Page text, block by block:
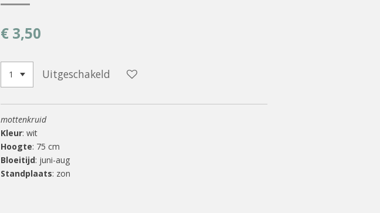
€ 3,50
Uitgeschakeld
mottenkruid
Kleur: wit
Hoogte: 75 cm
Bloeitijd: juni-aug
Standplaats: zon